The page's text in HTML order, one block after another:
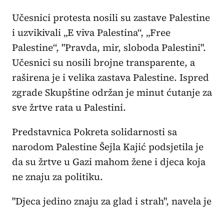
Učesnici protesta nosili su zastave Palestine
i uzvikivali „E viva Palestina“, „Free
Palestine“, "Pravda, mir, sloboda Palestini".
Učesnici su nosili brojne transparente, a
raširena je i velika zastava Palestine. Ispred
zgrade Skupštine održan je minut ćutanje za
sve žrtve rata u Palestini.
Predstavnica Pokreta solidarnosti sa
narodom Palestine Šejla Kajić podsjetila je
da su žrtve u Gazi mahom žene i djeca koja
ne znaju za politiku.
"Djeca jedino znaju za glad i strah", navela je